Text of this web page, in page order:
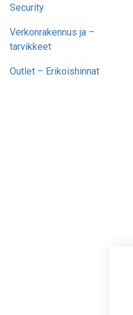
Security
Verkonrakennus ja –
tarvikkeet
Outlet – Erikoishinnat